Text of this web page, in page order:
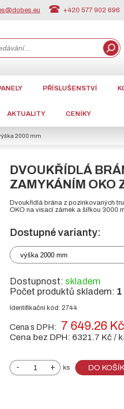
+420 577 902 696
PŘÍSLUŠENSTVÍ
AKTUALITY CENÍKY
2000 mm
DVOUKŘÍDLÁ
ZAMYKÁNÍM OKO
Dvoukřídlá brána z pozinkovaných
OKO na visací zámek a šířkou 3000
Dostupné varianty:
výška 2000 mm
Dostupnost: skladem
Počet produktů skladem: 1
Identifikační kód: 2744
Cena s DPH: 7 649.26
Cena bez DPH: 6321.7 Kč /
- + ks DO